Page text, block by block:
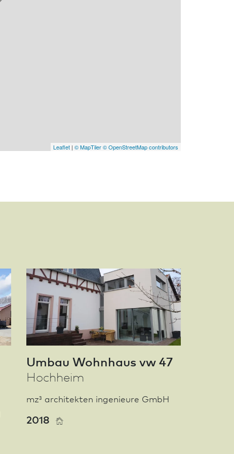
Leaflet | © MapTiler© OpenStreetMap contributors
Umbau Wohnhaus vw 47
Hochheim
mz³ architekten ingenieure GmbH
2018